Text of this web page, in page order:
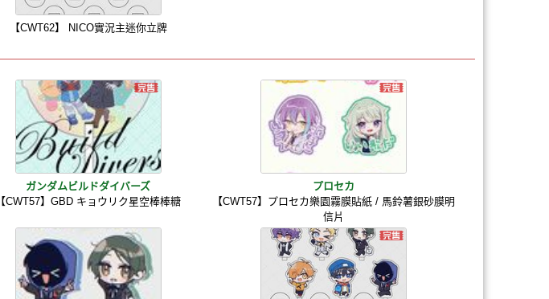
【CWT62】 NICO實況主迷你立牌
ガンダムビルドダイバーズ
【CWT57】GBD キョウリク星空棒棒糖
プロセカ
【CWT57】プロセカ樂園霧膜貼紙 / 馬鈴薯銀砂膜明
信片